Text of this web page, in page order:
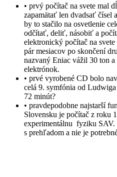
• prvý počítač na svete mal
zapamätať len dvadsať čísel
by to stačilo na osvetlenie
odčítať, deliť, násobiť a
elektronický počítač na
pár mesiacov po skončení
nazvaný Eniac vážil 30 ton
elektrónok.
• prvé vyrobené CD bolo
celá 9. symfónia od
72 minút?
• pravdepodobne najstarší
Slovensku je počítač z roku
experimentálnu fyziku SAV.
s prehľadom a nie je